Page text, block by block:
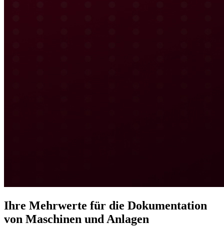
Ihre Mehrwerte für die Dokumentation
von Maschinen und Anlagen